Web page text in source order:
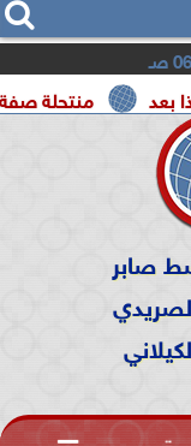
صـ
منتحلة صفة صحفية
صابر